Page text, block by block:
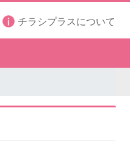
チラシプラスについて